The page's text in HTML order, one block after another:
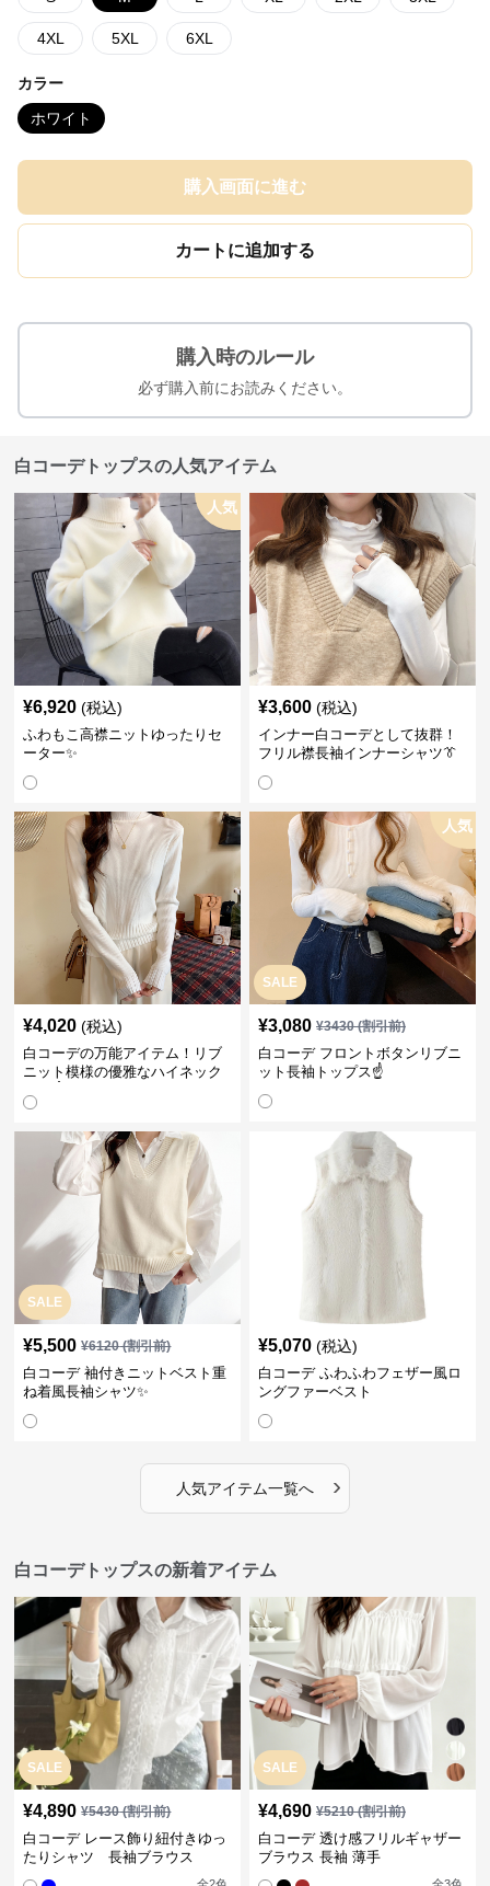
4XL 5XL 6XL
カラー
ホワイト
購入画面に進む
カートに追加する
購入時のルール
必ず購入前にお読みください。
白コーデトップスの人気アイテム
人気
¥6,920 (税込)
ふわもこ高襟ニットゆったりセ
ーター✨
¥3,600 (税込)
インナー白コーデとして抜群！
フリル襟長袖インナーシャツ👔
¥4,020 (税込)
白コーデの万能アイテム！リブ
ニット模様の優雅なハイネック
SALE
人気
¥3,080 ¥3430(割引前)
白コーデ フロントボタンリブニ
ット長袖トップス☝️
SALE
¥5,500 ¥6120(割引前)
白コーデ 袖付きニットベスト重
ね着風長袖シャツ✨
¥5,070 (税込)
白コーデ ふわふわフェザー風ロ
ングファーベスト
人気アイテム一覧へ ›
白コーデトップスの新着アイテム
SALE
¥4,890 ¥5430(割引前)
白コーデ レース飾り紐付きゆっ
たりシャツ 長袖ブラウス
SALE
¥4,690 ¥5210(割引前)
白コーデ 透け感フリルギャザー
ブラウス 長袖 薄手